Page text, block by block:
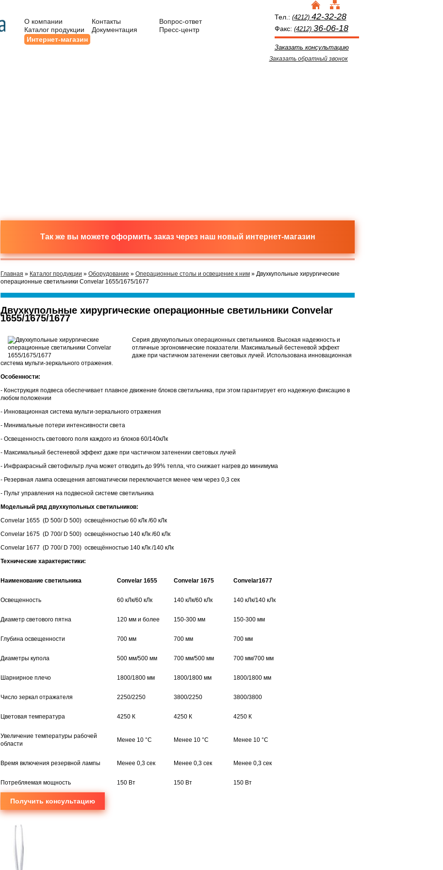
О компании Контакты
Вопрос-ответ
Каталог продукции
Документация
Пресс-центр
Интернет-магазин
Тел.: (4212) 42-32-28
Факс: (4212) 36-06-18
Заказать консультацию
Заказать обратный звонок
Так же вы можете оформить заказ через наш новый интернет-магазин
Главная » Каталог продукции » Оборудование » Операционные столы и освещение к ним » Двухкупольные хирургические
операционные светильники Convelar 1655/1675/1677
Двухкупольные хирургические операционные светильники Convelar
1655/1675/1677
Серия двухкупольных операционных светильников. Высокая надежность и
отличные эргономические показатели. Максимальный бестеневой эффект
даже при частичном затенении световых лучей. Использована инновационная
система мульти-зеркального отражения.
Особенности:
- Конструкция подвеса обеспечивает плавное движение блоков светильника, при этом гарантирует его надежную фиксацию в
любом положении
- Инновационная система мульти-зеркального отражения
- Минимальные потери интенсивности света
- Освещенность светового поля каждого из блоков 60/140кЛк
- Максимальный бестеневой эффект даже при частичном затенении световых лучей
- Инфракрасный светофильтр луча может отводить до 99% тепла, что снижает нагрев до минимума
- Резервная лампа освещения автоматически переключается менее чем через 0,3 сек
- Пульт управления на подвесной системе светильника
Модельный ряд двухкупольных светильников:
Convelar 1655 (D 500/ D 500) освещённостью 60 кЛк /60 кЛк
Convelar 1675 (D 700/ D 500) освещённостью 140 кЛк /60 кЛк
Convelar 1677 (D 700/ D 700) освещённостью 140 кЛк /140 кЛк
Технические характеристики:
Наименование светильника Convelar 1655 Convelar 1675 Convelar1677
Освещенность 60 кЛк/60 кЛк 140 кЛк/60 кЛк 140 кЛк/140 кЛк
Диаметр светового пятна 120 мм и более 150-300 мм 150-300 мм
Глубина освещенности 700 мм 700 мм 700 мм
Диаметры купола 500 мм/500 мм 700 мм/500 мм 700 мм/700 мм
Шарнирное плечо 1800/1800 мм 1800/1800 мм 1800/1800 мм
Число зеркал отражателя 2250/2250 3800/2250 3800/3800
Цветовая температура 4250 К 4250 К 4250 К
Увеличение температуры рабочей
области
Менее 10 °С Менее 10 °С Менее 10 °С
Время включения резервной лампы Менее 0,3 сек Менее 0,3 сек Менее 0,3 сек
Потребляемая мощность 150 Вт 150 Вт 150 Вт
Получить консультацию